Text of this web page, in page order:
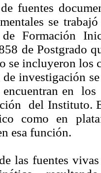
fuentes
se
de Formación
de Postgrado
se incluyeron los
investigación
encuentran en
del Instituto.
como en
esa función.
las fuentes